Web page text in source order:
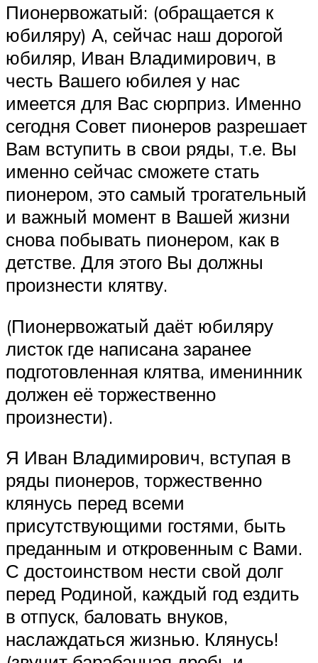
Пионервожатый: (обращается к
юбиляру) А, сейчас наш дорогой
юбиляр, Иван Владимирович, в
честь Вашего юбилея у нас
имеется для Вас сюрприз. Именно
сегодня Совет пионеров разрешает
Вам вступить в свои ряды, т.е. Вы
именно сейчас сможете стать
пионером, это самый трогательный
и важный момент в Вашей жизни
снова побывать пионером, как в
детстве. Для этого Вы должны
произнести клятву.
(Пионервожатый даёт юбиляру
листок где написана заранее
подготовленная клятва, именинник
должен её торжественно
произнести).
Я Иван Владимирович, вступая в
ряды пионеров, торжественно
клянусь перед всеми
присутствующими гостями, быть
преданным и откровенным с Вами.
С достоинством нести свой долг
перед Родиной, каждый год ездить
в отпуск, баловать внуков,
наслаждаться жизнью. Клянусь!